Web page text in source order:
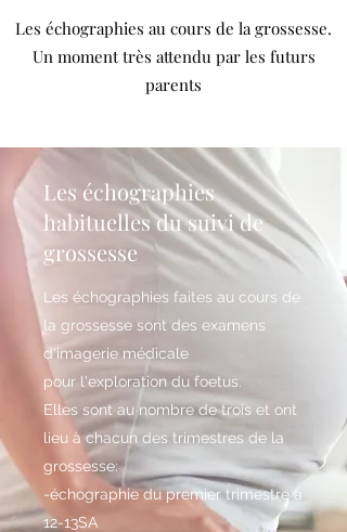
Les échographies au cours de la grossesse.
Un moment très attendu par les futurs
parents
Les échographies
habituelles du suivi de
grossesse
Les échographies faites au cours de
la grossesse sont des examens
d'imagerie médicale
pour l'exploration du foetus.
Elles sont au nombre de trois et ont
lieu à chacun des trimestres de la
grossesse:
-échographie du premier trimestre à
12-13SA